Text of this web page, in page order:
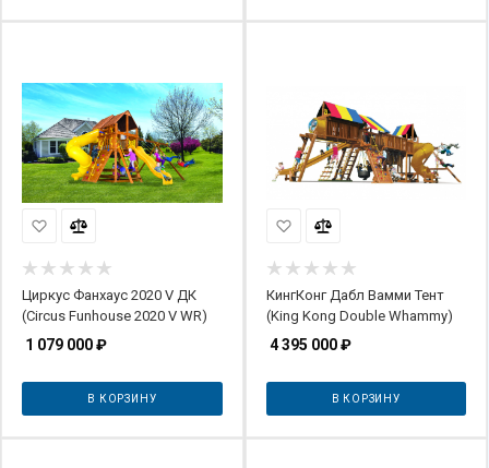
Циркус Фанхаус 2020 V ДК
(Circus Funhouse 2020 V WR)
1 079 000₽
В КОРЗИНУ
КингКонг Дабл Вамми Тент
(King Kong Double Whammy)
4 395 000₽
В КОРЗИНУ